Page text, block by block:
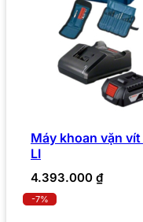
Máy khoan vặn
LI
4.393.000 ₫
-7%